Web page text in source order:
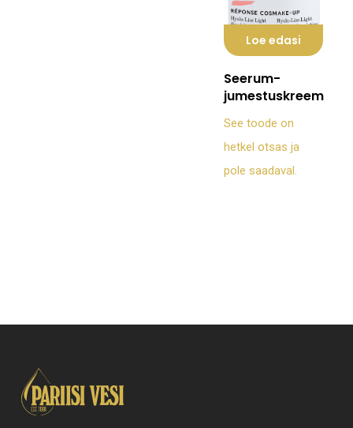
Loe edasi
Seerum-
jumestuskreem
See toode on
hetkel otsas ja
pole saadaval.